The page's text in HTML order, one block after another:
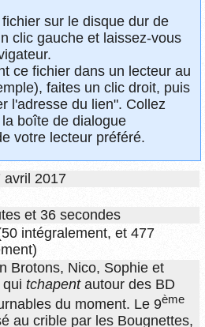
sur le disque dur de
clic gauche et laissez-vous
ce fichier dans un lecteur au
faites un clic droit, puis
l'adresse du lien". Collez
boîte de dialogue
votre lecteur préféré.
avril 2017
et 36 secondes
intégralement, et 477
Brotons, Nico, Sophie et
tchapentautour des BD
du moment. Le 9ème
au crible par les Bougnettes,